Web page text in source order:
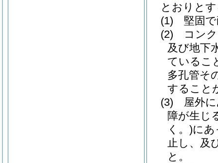
とおりと
(1)
堅固
(2)
コン
及び地下
ているこ
多孔管そ
すること
(3)
屋外
障が生じ
く。)にあ
止し、及
と。